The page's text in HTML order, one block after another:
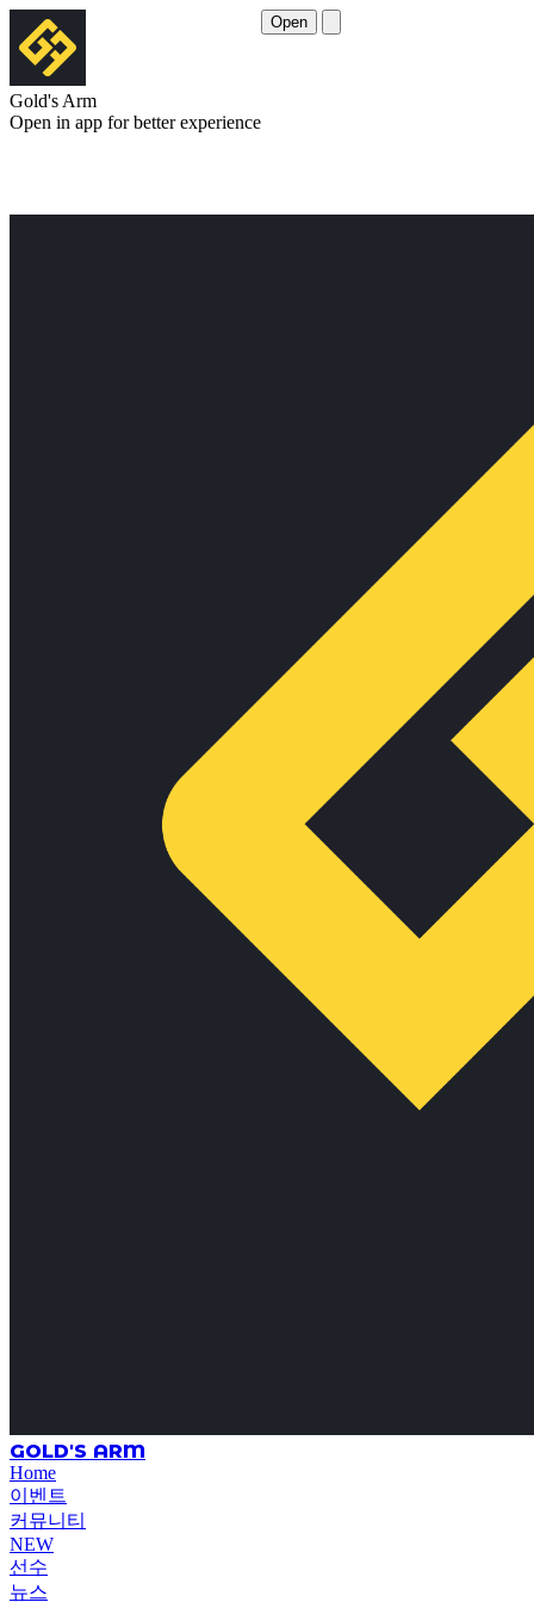
Gold's Arm
Open in app for better experience
Open
GOLD'S ARM
Home
이벤트
커뮤니티
NEW
선수
뉴스